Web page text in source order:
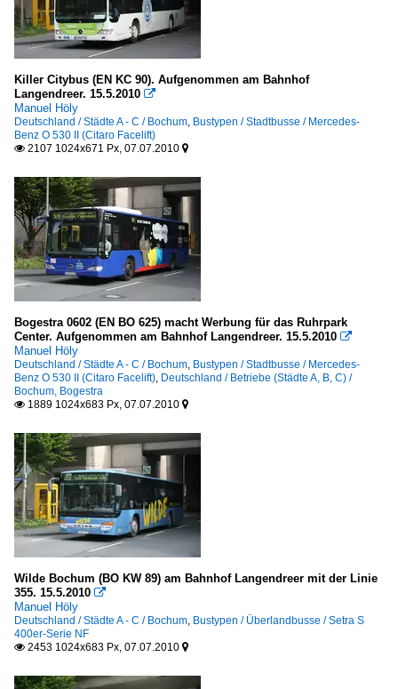
Killer Citybus (EN KC 90). Aufgenommen am Bahnhof
Langendreer. 15.5.2010 
Manuel Höly
Deutschland / Städte A - C / Bochum, Bustypen / Stadtbusse / Mercedes-
Benz O 530 II (Citaro Facelift)
 2107 1024x671 Px, 07.07.2010 
Bogestra 0602 (EN BO 625) macht Werbung für das Ruhrpark
Center. Aufgenommen am Bahnhof Langendreer. 15.5.2010 
Manuel Höly
Deutschland / Städte A - C / Bochum, Bustypen / Stadtbusse / Mercedes-
Benz O 530 II (Citaro Facelift), Deutschland / Betriebe (Städte A, B, C) /
Bochum, Bogestra
 1889 1024x683 Px, 07.07.2010 
Wilde Bochum (BO KW 89) am Bahnhof Langendreer mit der Linie
355. 15.5.2010 
Manuel Höly
Deutschland / Städte A - C / Bochum, Bustypen / Überlandbusse / Setra S
400er-Serie NF
 2453 1024x683 Px, 07.07.2010 